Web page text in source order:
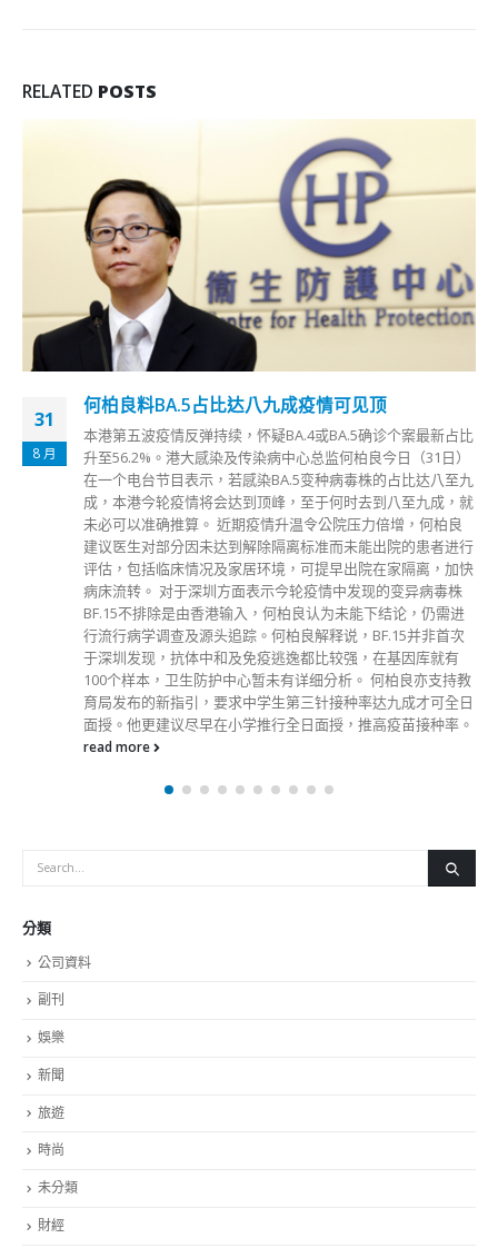
RELATED POSTS
31
8 月
何柏良料BA.5占比达八九成疫情可见顶
本港第五波疫情反弹持续，怀疑BA.4或BA.5确诊个案最新占比
升至56.2%。港大感染及传染病中心总监何柏良今日（31日）
在一个电台节目表示，若感染BA.5变种病毒株的占比达八至九
成，本港今轮疫情将会达到顶峰，至于何时去到八至九成，就
未必可以准确推算。 近期疫情升温令公院压力倍增，何柏良
建议医生对部分因未达到解除隔离标准而未能出院的患者进行
评估，包括临床情况及家居环境，可提早出院在家隔离，加快
病床流转。 对于深圳方面表示今轮疫情中发现的变异病毒株
BF.15不排除是由香港输入，何柏良认为未能下结论，仍需进
行流行病学调查及源头追踪。何柏良解释说，BF.15并非首次
于深圳发现，抗体中和及免疫逃逸都比较强，在基因库就有
100个样本，卫生防护中心暂未有详细分析。 何柏良亦支持教
育局发布的新指引，要求中学生第三针接种率达九成才可全日
面授。他更建议尽早在小学推行全日面授，推高疫苗接种率。
read more
分類
公司資料
副刊
娛樂
新聞
旅遊
時尚
未分類
財經